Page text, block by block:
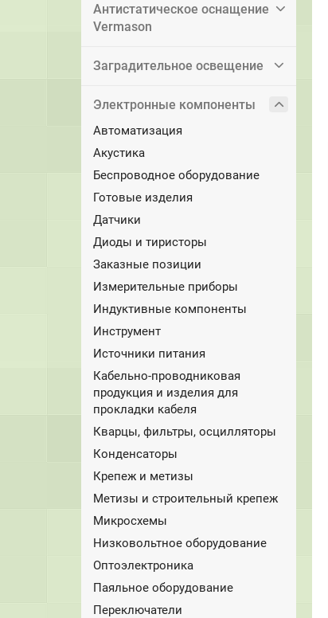
Антистатическое оснащение
Vermason
Заградительное освещение
Электронные компоненты
Автоматизация
Акустика
Беспроводное оборудование
Готовые изделия
Датчики
Диоды и тиристоры
Заказные позиции
Измерительные приборы
Индуктивные компоненты
Инструмент
Источники питания
Кабельно-проводниковая
продукция и изделия для
прокладки кабеля
Кварцы, фильтры, осцилляторы
Конденсаторы
Крепеж и метизы
Метизы и строительный крепеж
Микросхемы
Низковольтное оборудование
Оптоэлектроника
Паяльное оборудование
Переключатели